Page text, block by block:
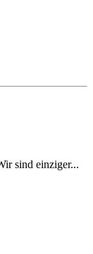
sind einziger...